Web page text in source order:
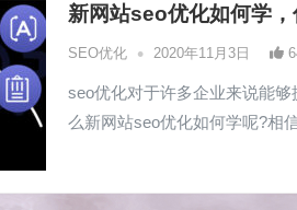
新网站seo优化如何学
SEO优化 • 2020年11月3日
seo优化对于许多企业来说能
么新网站seo优化如何学呢?相